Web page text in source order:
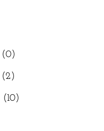
(0)
(2)
(10)